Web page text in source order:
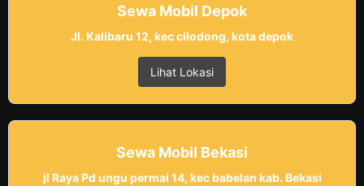
Sewa Mobil Depok
Jl. Kalibaru 12, kec cilodong, kota depok
Lihat Lokasi
Sewa Mobil Bekasi
jl Raya Pd ungu permai 14, kec babelan kab. Bekasi